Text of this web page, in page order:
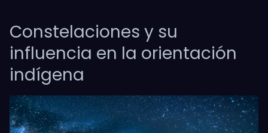
Constelaciones y su
influencia en la orientación
indígena